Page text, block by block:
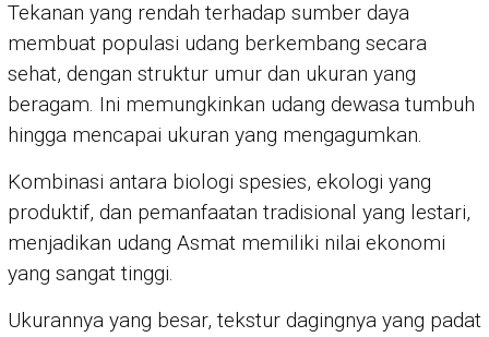
Tekanan yang rendah terhadap sumber daya
membuat populasi udang berkembang secara
sehat, dengan struktur umur dan ukuran yang
beragam. Ini memungkinkan udang dewasa tumbuh
hingga mencapai ukuran yang mengagumkan.
Kombinasi antara biologi spesies, ekologi yang
produktif, dan pemanfaatan tradisional yang lestari,
menjadikan udang Asmat memiliki nilai ekonomi
yang sangat tinggi.
Ukurannya yang besar, tekstur dagingnya yang padat